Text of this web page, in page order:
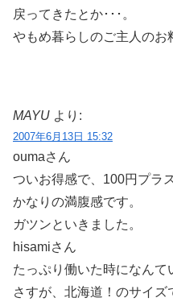
戻ってきたとか･･･。
やもめ暮らしのご主人のお
MAYU より:
2007年6月13日 15:32
oumaさん
ついお得感で、100円プラ
かなりの満腹感です。
ガツンといきました。
hisamiさん
たっぷり働いた時になんて
さすが、北海道！のサイズ